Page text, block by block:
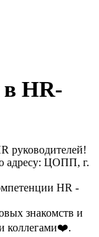
HR-
руководителей!
адресу: ЦОПП, г.
HR -
знакомств и
коллегами❤️.